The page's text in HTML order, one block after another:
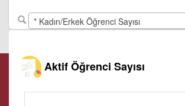
* Kadın/Erkek Öğrenci Sayısı
Aktif Öğrenci Sayısı